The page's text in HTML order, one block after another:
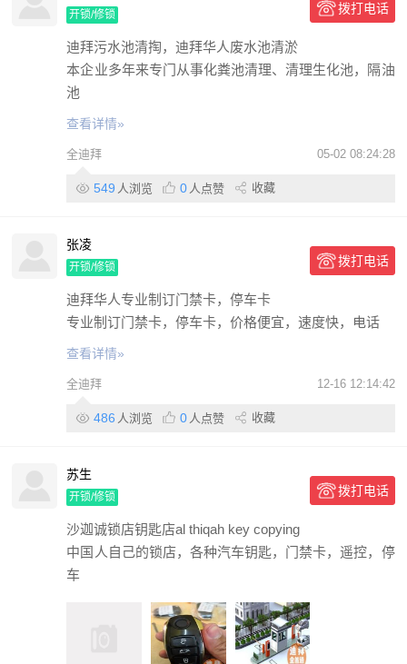
开锁/修锁 拨打电话
迪拜污水池清掏，迪拜华人废水池清淤
本企业多年来专门从事化粪池清理、清理生化池，隔油
池
查看详情»
全迪拜 05-02 08:24:28
549 人浏览 0 人点赞 收藏
张凌
开锁/修锁 拨打电话
迪拜华人专业制订门禁卡，停车卡
专业制订门禁卡，停车卡，价格便宜，速度快，电话
查看详情»
全迪拜 12-16 12:14:42
486 人浏览 0 人点赞 收藏
苏生
开锁/修锁 拨打电话
沙迦诚锁店钥匙店al thiqah key copying
中国人自己的锁店，各种汽车钥匙，门禁卡，遥控，停
车